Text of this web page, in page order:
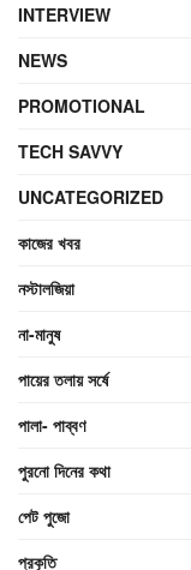
INTERVIEW
NEWS
PROMOTIONAL
TECH SAVVY
UNCATEGORIZED
কাজের খবর
নস্টালজিয়া
না-মানুষ
পায়ের তলায় সর্ষে
পালা- পাব্বণ
পুরনো দিনের কথা
পেট পুজো
প্রকৃতি